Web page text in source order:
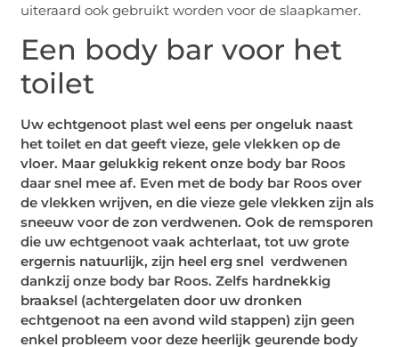
uiteraard ook gebruikt worden voor de slaapkamer.
Een body bar voor het
toilet
Uw echtgenoot plast wel eens per ongeluk naast
het toilet en dat geeft vieze, gele vlekken op de
vloer. Maar gelukkig rekent onze body bar Roos
daar snel mee af. Even met de body bar Roos over
de vlekken wrijven, en die vieze gele vlekken zijn als
sneeuw voor de zon verdwenen. Ook de remsporen
die uw echtgenoot vaak achterlaat, tot uw grote
ergernis natuurlijk, zijn heel erg snel verdwenen
dankzij onze body bar Roos. Zelfs hardnekkig
braaksel (achtergelaten door uw dronken
echtgenoot na een avond wild stappen) zijn geen
enkel probleem voor deze heerlijk geurende body